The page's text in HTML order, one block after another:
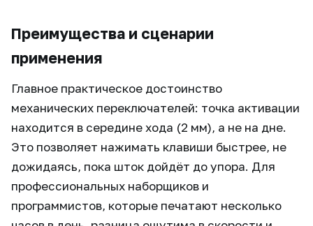
Преимущества и сценарии
применения
Главное практическое достоинство
механических переключателей: точка активации
находится в середине хода (2 мм), а не на дне.
Это позволяет нажимать клавиши быстрее, не
дожидаясь, пока шток дойдёт до упора. Для
профессиональных наборщиков и
программистов, которые печатают несколько